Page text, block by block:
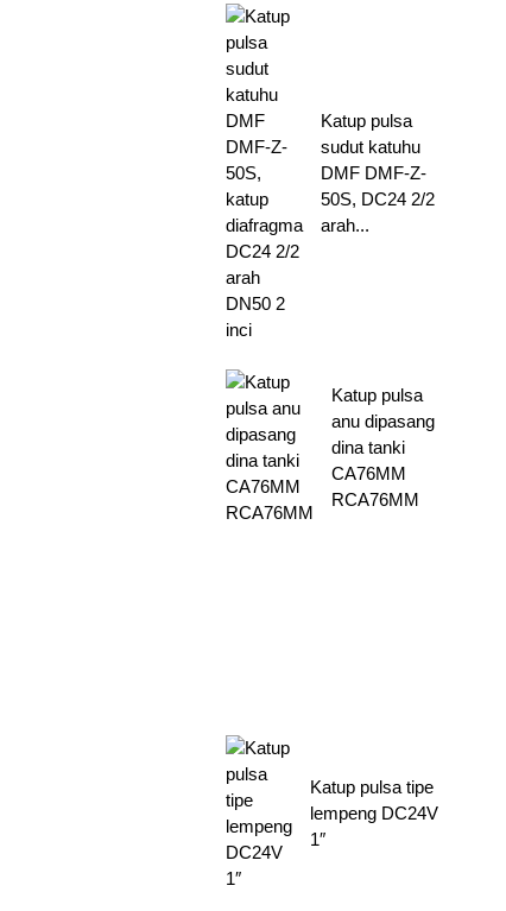
Katup pulsa
sudut katuhu
DMF DMF-Z-
50S, DC24 2/2
arah...
Katup pulsa
anu dipasang
dina tanki
CA76MM
RCA76MM
Katup pulsa tipe
lempeng DC24V
1″